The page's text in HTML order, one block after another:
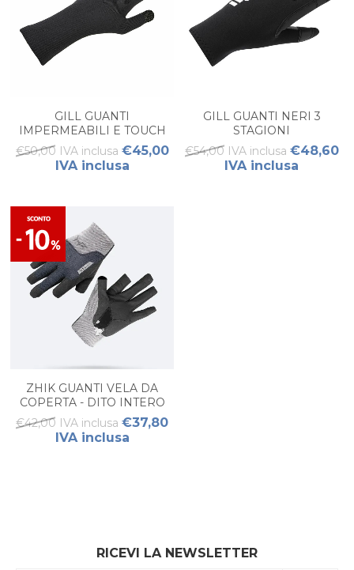
GILL GUANTI
IMPERMEABILI E TOUCH
SCREE
€50,00 IVA inclusa €45,00
IVA inclusa
GILL GUANTI NERI 3
STAGIONI
€54,00 IVA inclusa €48,60
IVA inclusa
ZHIK GUANTI VELA DA
COPERTA - DITO INTERO
UNISEX
€42,00 IVA inclusa €37,80
IVA inclusa
RICEVI LA NEWSLETTER